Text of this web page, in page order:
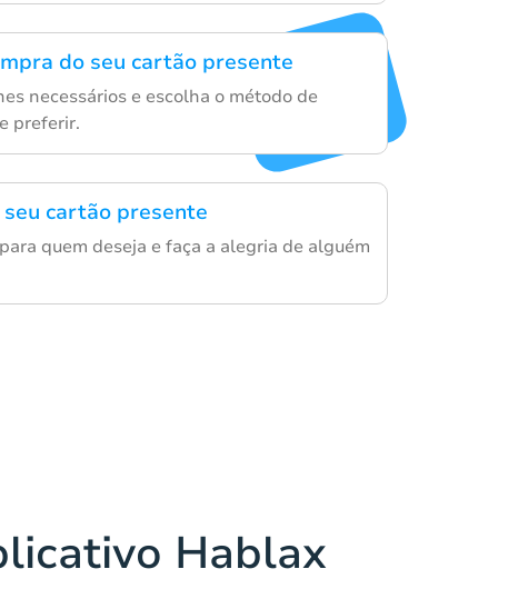
do seu cartão presente
necessários e escolha o método de
preferir.
cartão presente
quem deseja e faça a alegria de alguém
Hablax